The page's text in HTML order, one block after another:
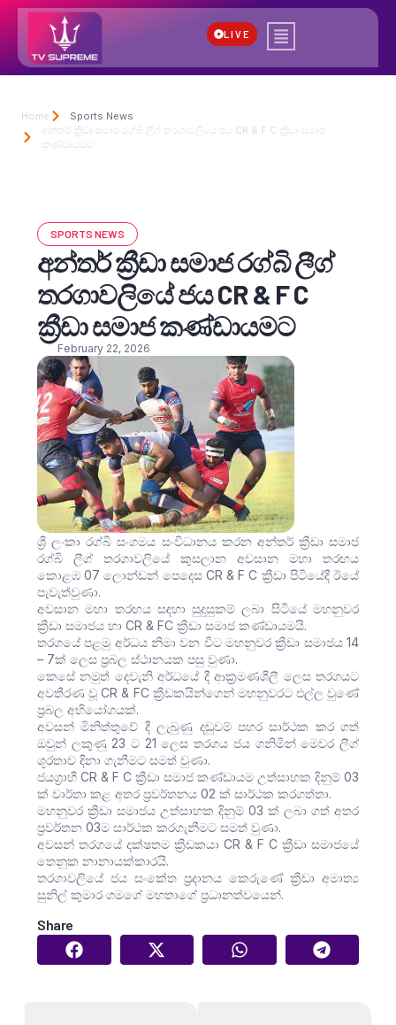
LIVE
Home
Sports News
අන්තර් ක්‍රීඩා සමාජ රග්බි ලීග් තරගාවලියේ ජය CR & F C ක්‍රීඩා සමාජ
කණ්ඩායමට
SPORTS NEWS
අන්තර් ක්‍රීඩා සමාජ රග්බි ලීග්
තරගාවලියේ ජය CR & F C
ක්‍රීඩා සමාජ කණ්ඩායමට
February 22, 2026
ශ්‍රී ලංකා රග්බි සංගමය සංවිධානය කරන අන්තර් ක්‍රීඩා සමාජ
රග්බි ලීග් තරගාවලියේ කුසලාන අවසාන මහා තරඟය
කොළඹ 07 ලොන්ඩන් පෙදෙස CR & F C ක්‍රීඩා පිටියේදී ඊයේ
පැවැත්වුණා.
අවසාන මහා තරඟය සඳහා සුදුසුකම් ලබා සිටියේ මහනුවර
ක්‍රීඩා සමාජය හා CR & FC ක්‍රීඩා සමාජ කණ්ඩායමයි.
තරගයේ පළමු අර්ධය නිමා වන විට මහනුවර ක්‍රීඩා සමාජය 14
– 7ක් ලෙස ප්‍රබල ස්ථානයක පසු වුණා.
කෙසේ නමුත් දෙවැනි අර්ධයේ දී ආක්‍රමණශීලී ලෙස තරගයට
අවතීරණ වූ CR & FC ක්‍රීඩකයින්ගෙන් මහනුවරට එල්ල වුණේ
ප්‍රබල අභියෝගයක්.
අවසන් මිනිත්තුවේ දී ලැබුණු දඬුවම් පහර සාර්ථක කර ගත්
ඔවුන් ලකුණු 23 ට 21 ලෙස තරගය ජය ගනිමින් මෙවර ලීග්
ශූරතාව දිනා ගැනීමට සමත් වුණා.
ජයග්‍රාහී CR & F C ක්‍රීඩා සමාජ කණ්ඩායම උත්සාහක දිනුම් 03
ක් වාර්තා කළ අතර ප්‍රවර්තනය 02 ක් සාර්ථක කරගත්තා.
මහනුවර ක්‍රීඩා සමාජය උත්සාහක දිනුම් 03 ක් ලබා ගත් අතර
ප්‍රවර්තන 03ම සාර්ථක කරගැනීමට සමත් වුණා.
අවසන් තරගයේ දක්ෂතම ක්‍රීඩකයා CR & F C ක්‍රීඩා සමාජයේ
තෙනුක නානායක්කාරයි.
තරගාවලියේ ජය සංකේත ප්‍රදානය කෙරුණේ ක්‍රීඩා අමාත්‍ය
සුනිල් කුමාර ගමගේ මහතාගේ ප්‍රධානත්වයෙන්.
Share